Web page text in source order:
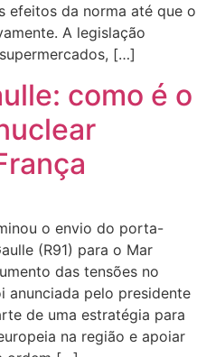
efeitos da norma até que o
A legislação
[…]
como é o
o envio do porta-
(R91) para o Mar
das tensões no
anunciada pelo presidente
de uma estratégia para
na região e apoiar